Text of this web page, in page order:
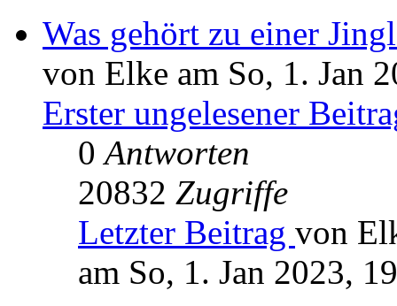
Was gehört zu einer
von Elke am So, 1. Jan
Erster ungelesener
0Antworten
20832 Zugriffe
Letzter Beitrag von
am So, 1. Jan 2023,